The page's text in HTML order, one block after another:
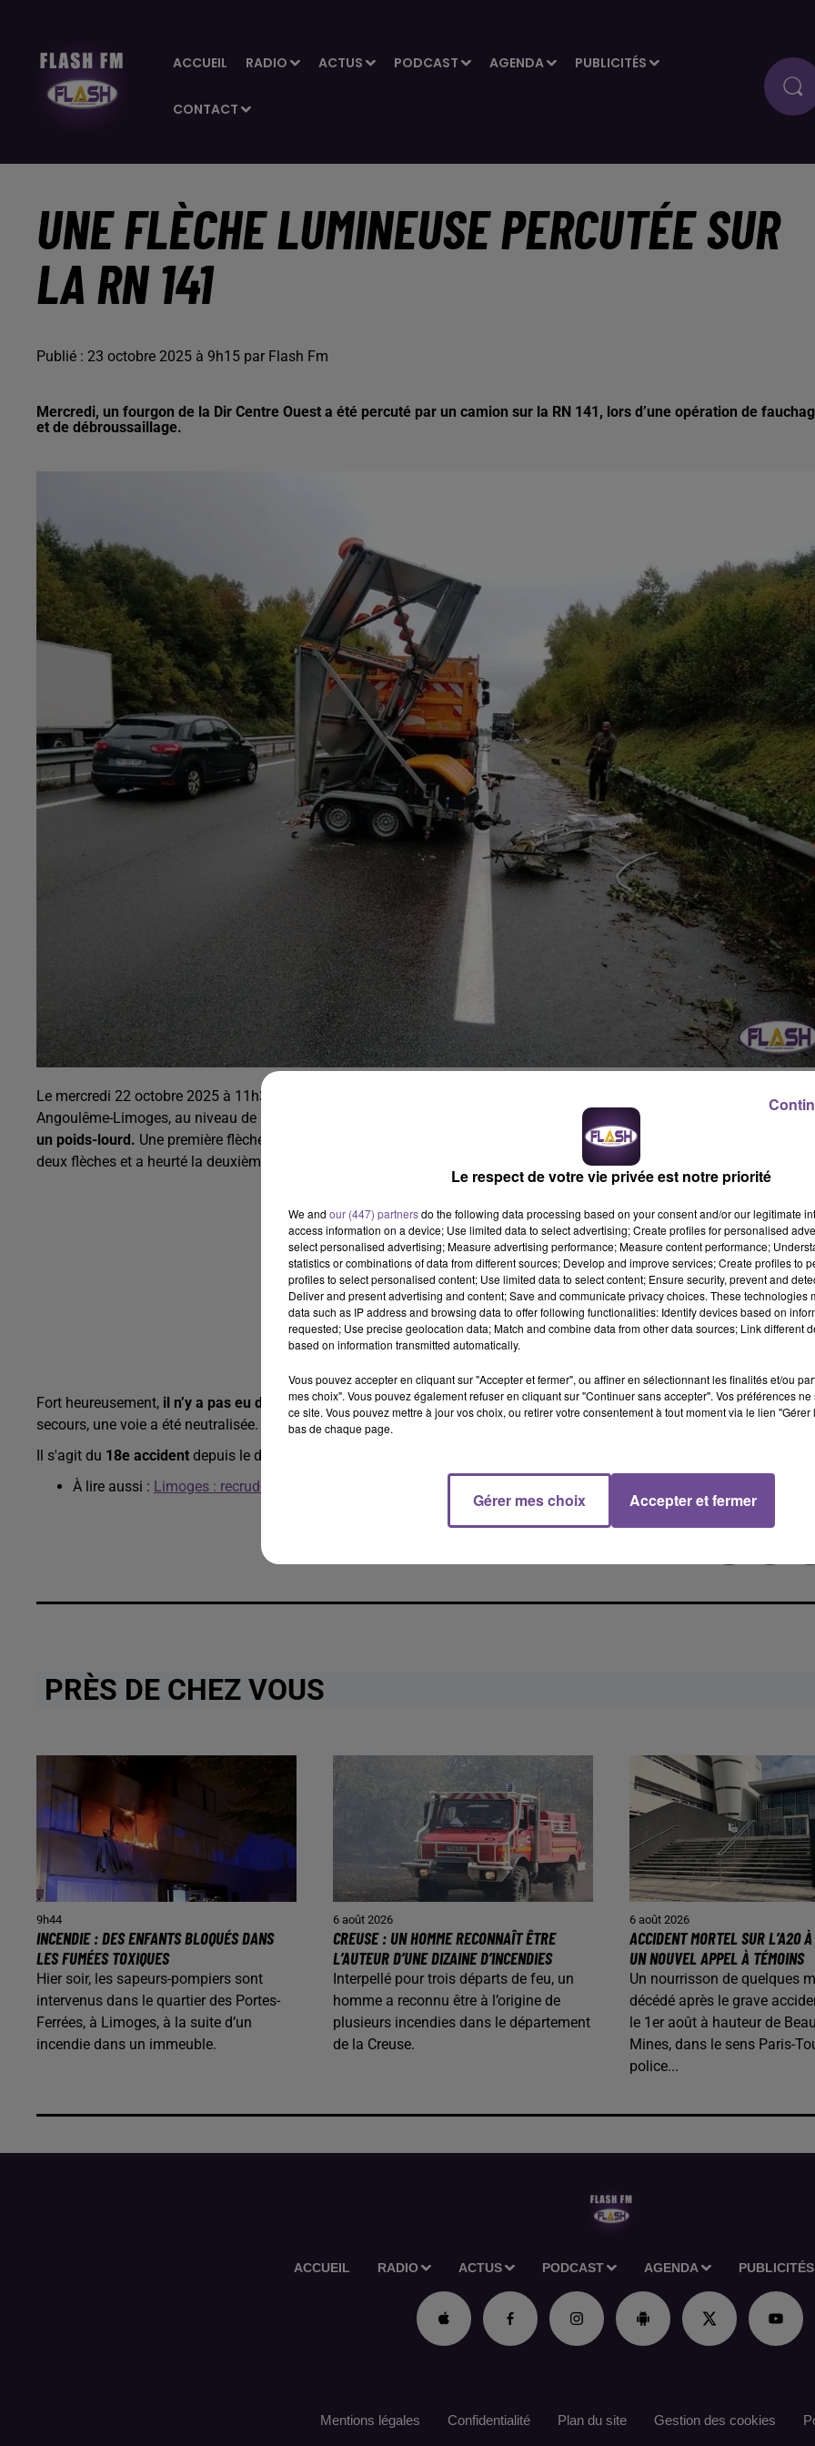
ACCUEIL RADIO ACTUS PODCAST AGENDA PUBLICITÉS
CONTACT
UNE FLÈCHE LUMINEUSE PERCUTÉE SUR
LA RN 141
Publié : 23 octobre 2025 à 9h15 par Flash Fm
Mercredi, un fourgon de la Dir Centre Ouest a été percuté par un camion sur la RN 141, lors d’une opération de
et de débroussaillage.
Le mercredi 22 octobre 2025 à 11h30,
(dans le sens
Angoulême-Limoges, au niveau de la commune de Saint-Junien)
une flèche lumineuse de rabattement a été percutée par
un poids-lourd. Une première flèche lumineuse de rabattement était installée en amont. Le poids-lourd s’est rabattu entre
deux flèches et a heurté la deuxième.
Fort heureusement, il n’y a pas eu de blessé, mais une grosse frayeur pour les agents présents. Le temps d’intervention
secours, une voie a été neutralisée.
Il s'agit du 18e accident depuis le début de l'année.
À lire aussi : Limoges : recrudescence des arnaques « aux rétroviseurs »
PRÈS DE CHEZ VOUS
9h44
INCENDIE : DES ENFANTS BLOQUÉS DANS
LES FUMÉES TOXIQUES
Hier soir, les sapeurs-pompiers sont
intervenus dans le quartier des Portes-
Ferrées, à Limoges, à la suite d’un
incendie dans un immeuble.
6 août 2026
CREUSE : UN HOMME RECONNAÎT ÊTRE
L’AUTEUR D’UNE DIZAINE D’INCENDIES
Interpellé pour trois départs de feu, un
homme a reconnu être à l’origine de
plusieurs incendies dans le département
de la Creuse.
6 août 2026
ACCIDENT MORTEL SUR L’A20
UN NOUVEL APPEL À TÉMOINS
Un nourrisson de quelques
décédé après le grave
le 1er août à hauteur de
Mines, dans le sens Paris-
police...
ACCUEIL RADIO ACTUS PODCAST AGENDA PUBLICITÉS
Mentions légales Confidentialité Plan du site Gestion des cookies
Le respect de votre vie privée est notre priorité
We and our (447) partnersdo the following data processing based on your consent and/or our legitimate
access information on a device; Use limited data to select advertising; Create profiles for personalised
select personalised advertising; Measure advertising performance; Measure content performance;
statistics or combinations of data from different sources; Develop and improve services; Create profiles to
profiles to select personalised content; Use limited data to select content; Ensure security, prevent and
Deliver and present advertising and content; Save and communicate privacy choices. These technologies
data such as IP address and browsing data to offer following functionalities: Identify devices based on
requested; Use precise geolocation data; Match and combine data from other data sources; Link different
based on information transmitted automatically.
Vous pouvez accepter en cliquant sur "Accepter et fermer", ou affiner en sélectionnant les finalités et/ou
mes choix". Vous pouvez également refuser en cliquant sur "Continuer sans accepter". Vos préférences
ce site. Vous pouvez mettre à jour vos choix, ou retirer votre consentement à tout moment via le lien
bas de chaque page.
Gérer mes choix Accepter et fermer